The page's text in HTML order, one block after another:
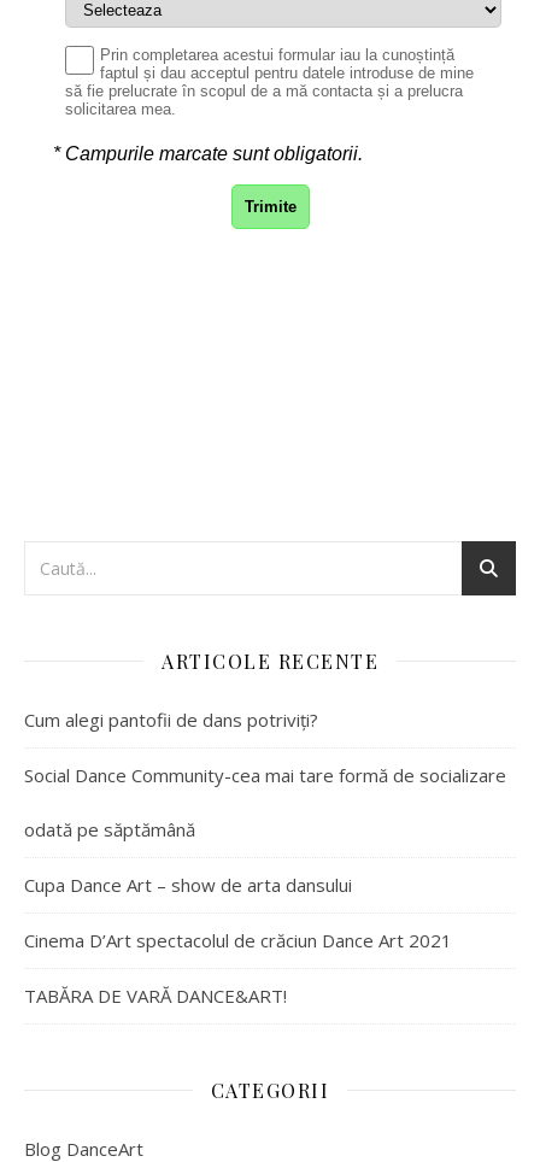
ARTICOLE RECENTE
Cum alegi pantofii de dans potriviți?
Social Dance Community-cea mai tare formă de socializare
odată pe săptămână
Cupa Dance Art – show de arta dansului
Cinema D’Art spectacolul de crăciun Dance Art 2021
TABĂRA DE VARĂ DANCE&ART!
CATEGORII
Blog DanceArt